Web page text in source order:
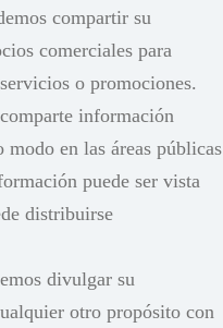
compartir su
comerciales para
o promociones.
información
en las áreas públicas
puede ser vista
distribuirse
divulgar su
otro propósito con